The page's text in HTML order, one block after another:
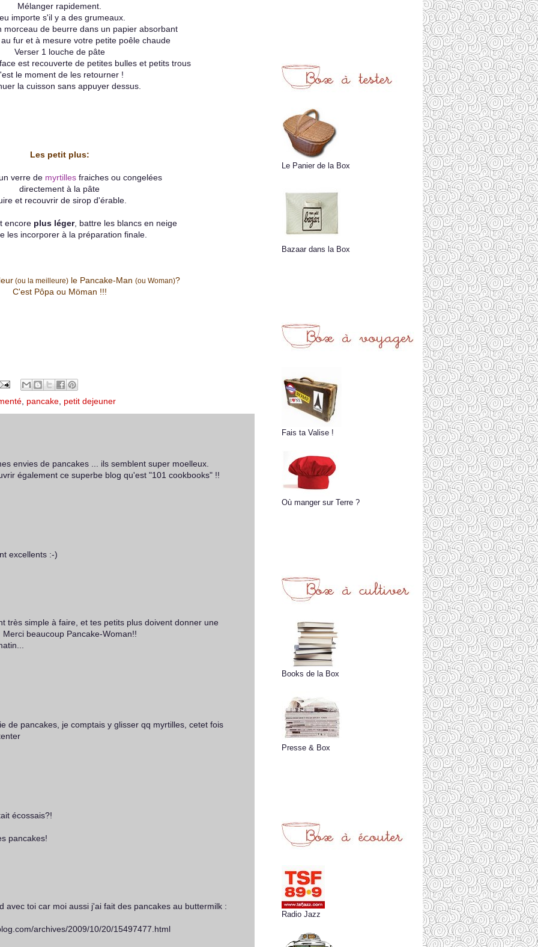
Mélanger rapidement.
importe s'il y a des grumeaux.
morceau de beurre dans un papier absorbant
fur et à mesure votre petite poêle chaude
Verser 1 louche de pâte
est recouverte de petites bulles et petits trous
le moment de les retourner !
la cuisson sans appuyer dessus.
Les petit plus:
verre de myrtilles fraiches ou congelées
directement à la pâte
et recouvrir de sirop d'érable.
encore plus léger, battre les blancs en neige
les incorporer à la préparation finale.
(ou la meilleure) le Pancake-Man (ou Woman)?
C'est Pôpa ou Möman !!!
pancake petit dejeuner
envies de pancakes ... ils semblent super moelleux.
également ce superbe blog qu'est "101 cookbooks" !!
excellents :-)
très simple à faire, et tes petits plus doivent donner une
beaucoup Pancake-Woman!!
de pancakes, je comptais y glisser qq myrtilles, cetet fois
écossais?!
pancakes!
avec toi car moi aussi j'ai fait des pancakes au buttermilk :
archives/2009/10/20/15497477.html
Le Panier de la Box
Bazaar dans la Box
Fais ta Valise !
Où manger sur Terre ?
Books de la Box
Presse & Box
Radio Jazz